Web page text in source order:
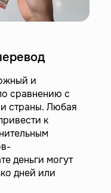
и
сравнению с
страны. Любая
к
деньги могут
дней или